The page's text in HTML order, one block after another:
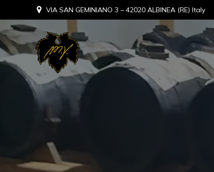
VIA SAN GEMINIANO 3 – 42020 ALBINEA (RE) Italy